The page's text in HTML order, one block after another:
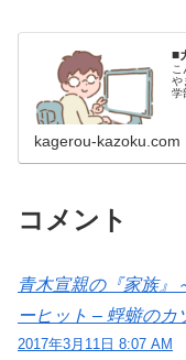
■
や
学
kagerou-kazoku.com
コメント
青木宣親の『家族』
ーヒット – 蜉蝣のカ
2017年3月11日 8:07 AM